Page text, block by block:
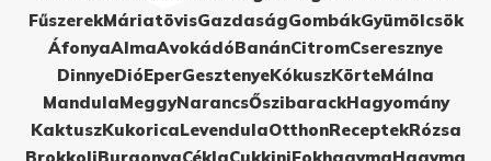
FűszerekMáriatövisGazdaságGombákGyümölcsök
ÁfonyaAlmaAvokádóBanánCitromCseresznye
DinnyeDióEperGesztenyeKókuszKörteMálna
MandulaMeggyNarancsŐszibarackHagyomány
KaktuszKukoricaLevendulaOtthonReceptekRózsa